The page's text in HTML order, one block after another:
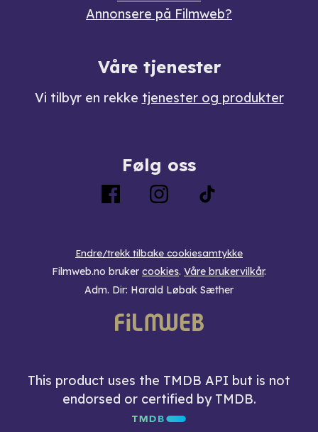
Annonsere på Filmweb?
Våre tjenester
Vi tilbyr en rekke tjenester og produkter
Følg oss
Endre/trekk tilbake cookiesamtykke
Filmweb.no bruker cookies. Våre brukervilkår.
Adm. Dir: Harald Løbak Sæther
This product uses the TMDB API but is not
endorsed or certified by TMDB.